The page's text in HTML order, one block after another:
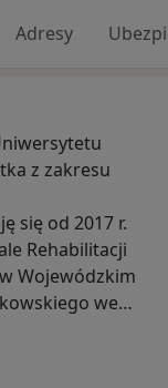
Adresy
z zakresu
się od 2017 r.
Rehabilitacji
Wojewódzkim
we
dzieci z